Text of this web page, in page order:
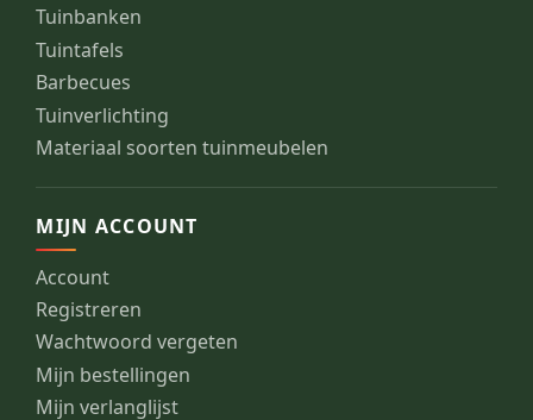
Tuinbanken
Tuintafels
Barbecues
Tuinverlichting
Materiaal soorten tuinmeubelen
MIJN ACCOUNT
Account
Registreren
Wachtwoord vergeten
Mijn bestellingen
Mijn verlanglijst